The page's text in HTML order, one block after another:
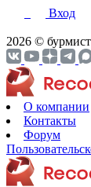
Вход
2026 ©
О компании
Контакты
Форум